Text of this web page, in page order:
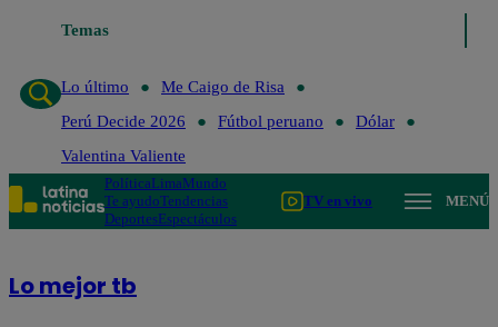
Temas
Lo último
Me Caigo de Risa
Perú Decide 2026
Fútbol peruano
Dólar
Valentina Valiente
PolíticaLimaMundo
Te ayudoTendencias
DeportesEspectáculos
TV en vivo MENÚ
Lo mejor tb